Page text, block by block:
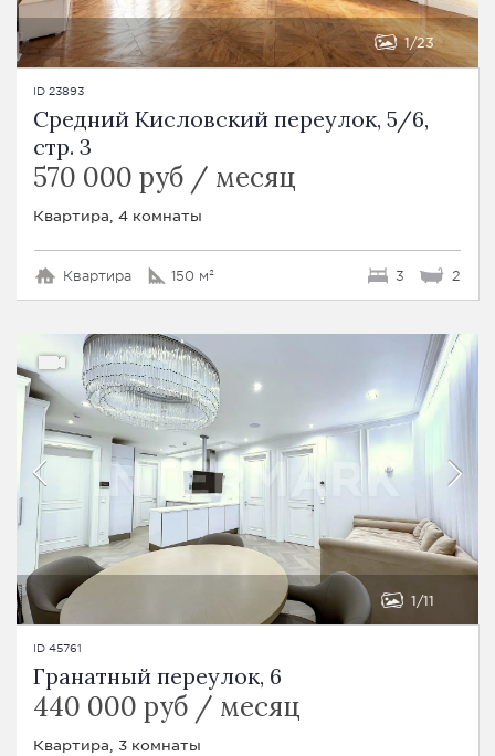
1 23
ID 23893
Средний Кисловский переулок, 5/6,
стр. 3
570 000 руб / месяц
Квартира, 4 комнаты
Квартира 150 м² 3 2
1 11
ID 45761
Гранатный переулок, 6
440 000 руб / месяц
Квартира, 3 комнаты